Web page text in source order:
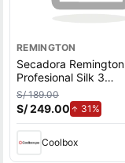
REMINGTON
Secadora Remington
Profesional Silk 3
temperaturas
S/ 189.00
S/ 249.00 31%
Coolbox